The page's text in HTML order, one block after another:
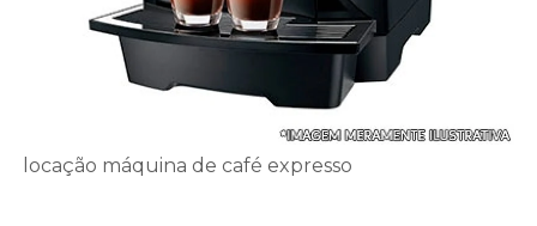
locação máquina de café expresso